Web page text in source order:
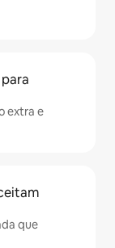
extra e
que